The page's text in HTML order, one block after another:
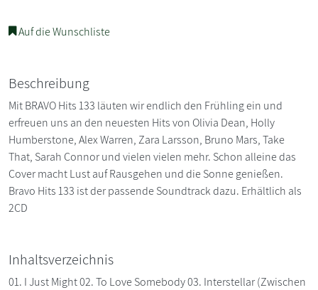
Auf die Wunschliste
Beschreibung
Mit BRAVO Hits 133 läuten wir endlich den Frühling ein und
erfreuen uns an den neuesten Hits von Olivia Dean, Holly
Humberstone, Alex Warren, Zara Larsson, Bruno Mars, Take
That, Sarah Connor und vielen vielen mehr. Schon alleine das
Cover macht Lust auf Rausgehen und die Sonne genießen.
Bravo Hits 133 ist der passende Soundtrack dazu. Erhältlich als
2CD
Inhaltsverzeichnis
01. I Just Might 02. To Love Somebody 03. Interstellar (Zwischen